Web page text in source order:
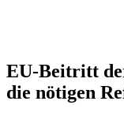
EU-Bei­tritt
die nötigen